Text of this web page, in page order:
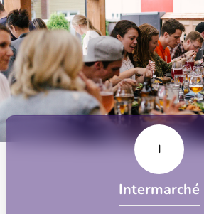
I
Intermarché